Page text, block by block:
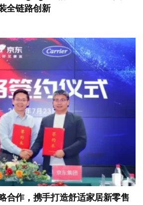
全链路创新
合作，携手打造舒适家居新零售